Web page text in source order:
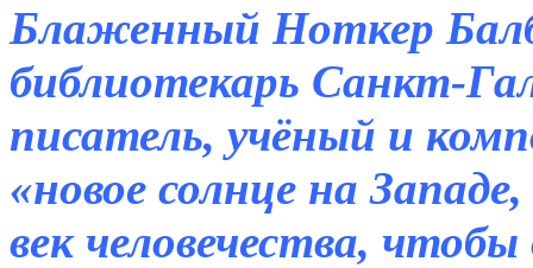
Блаженный Ноткер
библиотекарь Санкт-
писатель, учёный и
«новое солнце на
век человечества,